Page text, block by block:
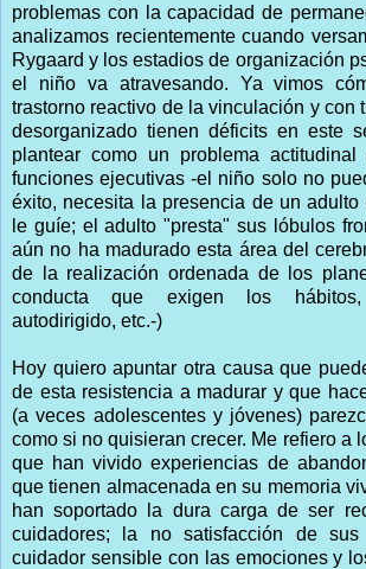
problemas con la capacidad de
analizamos recientemente cuando
Rygaard y los estadios de organización
el niño va atravesando. Ya vimos
trastorno reactivo de la vinculación y con
desorganizado tienen déficits en este
plantear como un problema
funciones ejecutivas -el niño solo no
éxito, necesita la presencia de un adulto
le guíe; el adulto "presta" sus lóbulos
aún no ha madurado esta área del
de la realización ordenada de los
conducta que exigen los hábitos,
autodirigido, etc.-)
Hoy quiero apuntar otra causa que
de esta resistencia a madurar y que
(a veces adolescentes y jóvenes)
como si no quisieran crecer. Me refiero a
que han vivido experiencias de
que tienen almacenada en su memoria
han soportado la dura carga de ser
cuidadores; la no satisfacción de sus
cuidador sensible con las emociones y